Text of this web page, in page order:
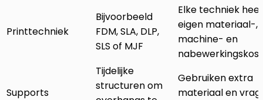
Printtechniek
Bijvoorbeeld
FDM, SLA, DLP,
SLS of MJF
Elke techniek
eigen materiaal-,
machine- en
Supports
Tijdelijke
structuren om
Gebruiken extra
materiaal en